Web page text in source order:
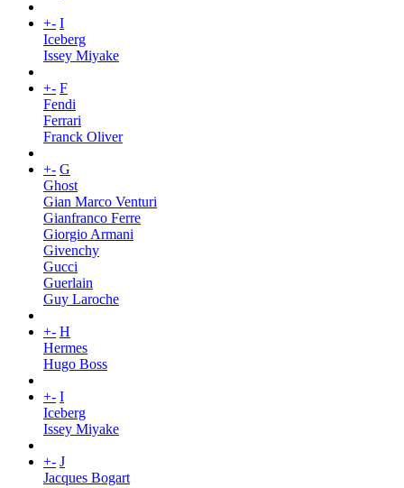
+- I
Iceberg
Issey Miyake
+- F
Fendi
Ferrari
Franck Oliver
+- G
Ghost
Gian Marco Venturi
Gianfranco Ferre
Giorgio Armani
Givenchy
Gucci
Guerlain
Guy Laroche
+- H
Hermes
Hugo Boss
+- I
Iceberg
Issey Miyake
+- J
Jacques Bogart